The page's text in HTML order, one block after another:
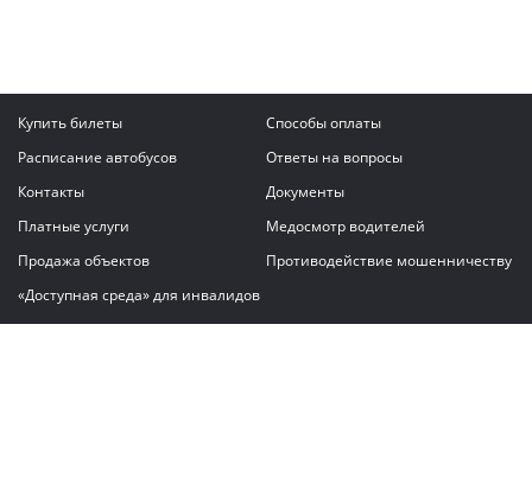
Купить билеты
Способы оплаты
Расписание автобусов
Ответы на вопросы
Контакты
Документы
Платные услуги
Медосмотр водителей
Продажа объектов
Противодействие мошенничеству
«Доступная среда» для инвалидов